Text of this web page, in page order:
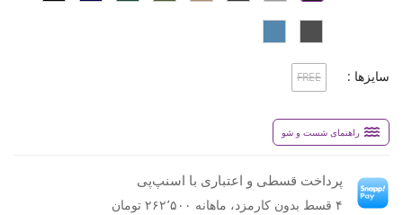
سایزها : FREE
راهنمای شست و شو
پرداخت قسطی و اعتباری با اسنپ‌پی
۴ قسط بدون کارمزد، ماهانه ۲۶۲٬۵۰۰ تومان